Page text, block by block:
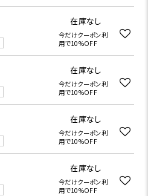
在庫なし
今だけクーポン利
用で10%OFF
在庫なし
今だけクーポン利
用で10%OFF
在庫なし
今だけクーポン利
用で10%OFF
在庫なし
今だけクーポン利
用で10%OFF